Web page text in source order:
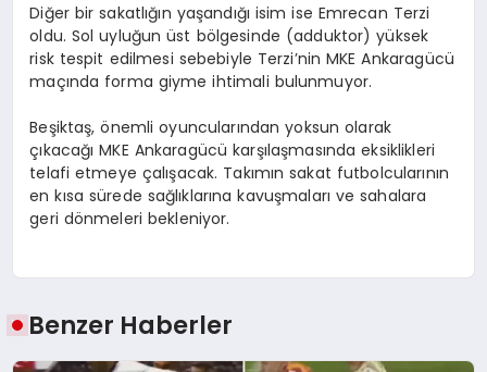
Diğer bir sakatlığın yaşandığı isim ise Emrecan Terzi
oldu. Sol uyluğun üst bölgesinde (adduktor) yüksek
risk tespit edilmesi sebebiyle Terzi’nin MKE Ankaragücü
maçında forma giyme ihtimali bulunmuyor.
Beşiktaş, önemli oyuncularından yoksun olarak
çıkacağı MKE Ankaragücü karşılaşmasında eksiklikleri
telafi etmeye çalışacak. Takımın sakat futbolcularının
en kısa sürede sağlıklarına kavuşmaları ve sahalara
geri dönmeleri bekleniyor.
Benzer Haberler